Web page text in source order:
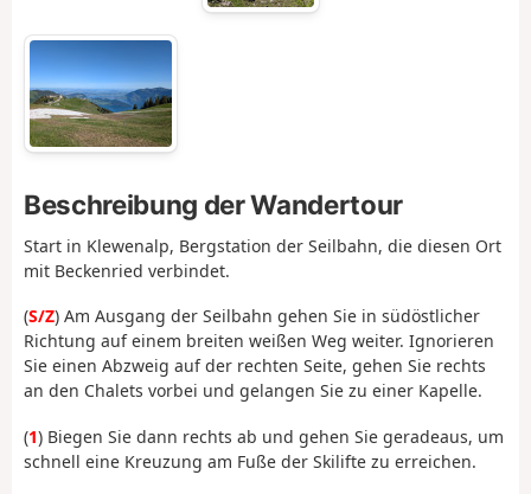
Beschreibung der Wandertour
Start in Klewenalp, Bergstation der Seilbahn, die diesen Ort
mit Beckenried verbindet.
(S/Z) Am Ausgang der Seilbahn gehen Sie in südöstlicher
Richtung auf einem breiten weißen Weg weiter. Ignorieren
Sie einen Abzweig auf der rechten Seite, gehen Sie rechts
an den Chalets vorbei und gelangen Sie zu einer Kapelle.
(1) Biegen Sie dann rechts ab und gehen Sie geradeaus, um
schnell eine Kreuzung am Fuße der Skilifte zu erreichen.